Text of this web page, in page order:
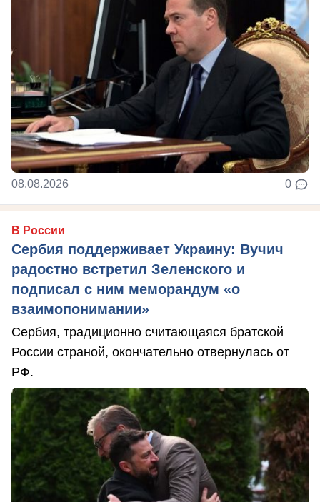
08.08.2026 0
В России
Сербия поддерживает Украину: Вучич
радостно встретил Зеленского и
подписал с ним меморандум «о
взаимопонимании»
Сербия, традиционно считающаяся братской
России страной, окончательно отвернулась от
РФ.